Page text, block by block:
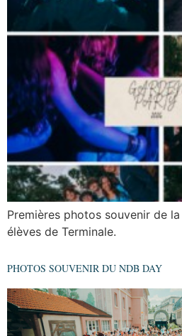
Premières photos souvenir de
élèves de Terminale.
PHOTOS SOUVENIR DU NDB DAY